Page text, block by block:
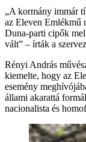
„A kormány immár
az Eleven Emlékmű
Duna-parti cipők
vált” – írták a
Rényi András
kiemelte, hogy az
esemény
állami akarattá
nacionalista és